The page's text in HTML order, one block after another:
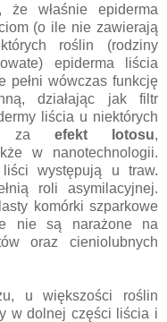
że właśnie epiderma
(o ile nie zawierają
roślin (rodziny
epiderma liścia
pełni wówczas funkcję
działając jak filtr
liścia u niektórych
za efekt lotosu,
w nanotechnologii.
występują u traw.
roli asymilacyjnej.
komórki szparkowe
nie są narażone na
oraz cieniolubnych
u większości roślin
w dolnej części liścia i